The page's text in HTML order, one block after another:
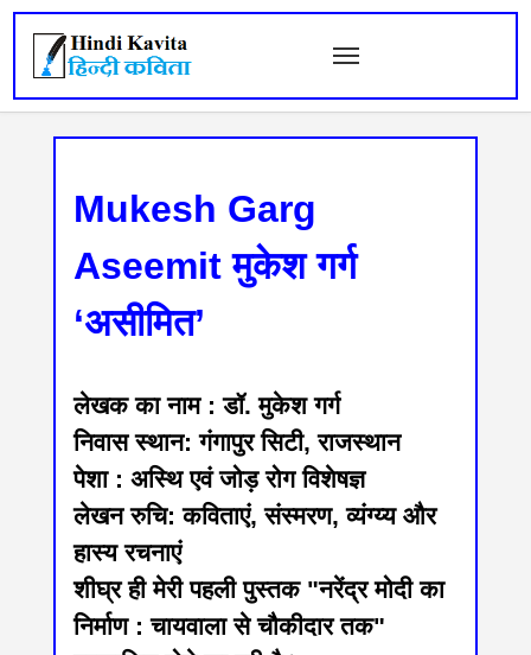
Mukesh Garg
Aseemit मुकेश गर्ग
‘असीमित’
लेखक का नाम : डॉ. मुकेश गर्ग
निवास स्थान: गंगापुर सिटी, राजस्थान
पेशा : अस्थि एवं जोड़ रोग विशेषज्ञ
लेखन रुचि: कविताएं, संस्मरण, व्यंग्य्य और
हास्य रचनाएं
शीघ्र ही मेरी पहली पुस्तक "नरेंद्र मोदी का
निर्माण : चायवाला से चौकीदार तक"